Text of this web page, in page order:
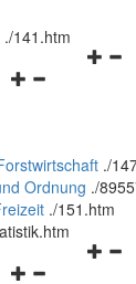
./141.htm
Navigationsmenü
./
Ordnung ./
./151.htm
Navigationsmenü